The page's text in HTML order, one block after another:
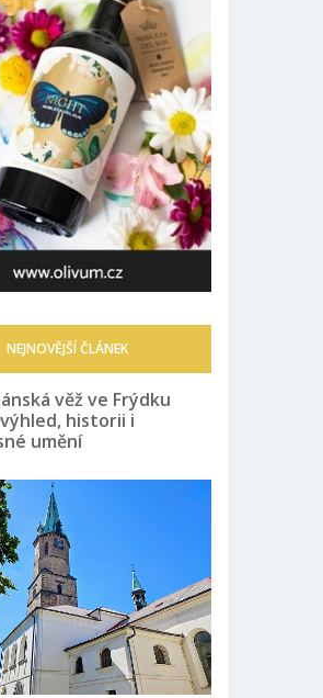
NEJNOVĚJŠÍ ČLÁNEK
věž ve Frýdku
historii i
umění